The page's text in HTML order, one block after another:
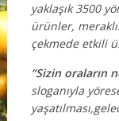
yaklaşık 3500
ürünler,
çekmede etkili
“Sizin oraların
sloganıyla